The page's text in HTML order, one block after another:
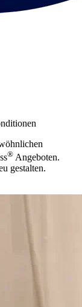
® Angeboten.
gestalten.